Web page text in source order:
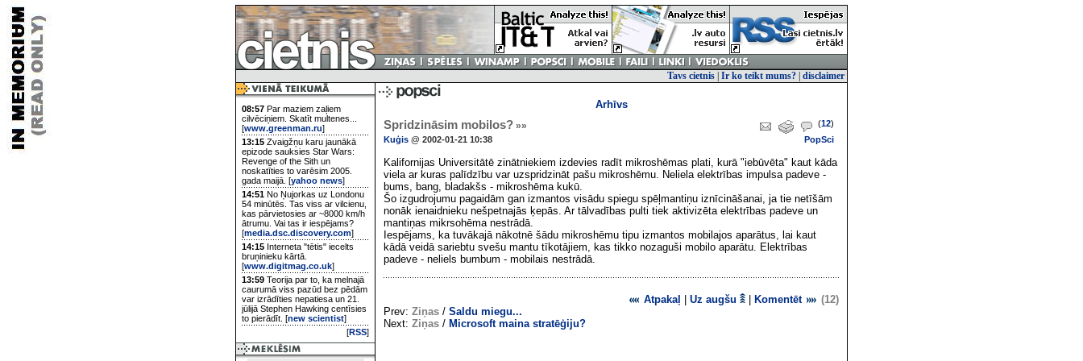
Tavs cietnis Ir ko teikt mums? disclaimer
08:57 Par maziem zaļiem
cilvēciņiem. Skatīt multenes...
[www.greenman.ru]
13:15 Zvaigžņu karu jaunākā
epizode sauksies Star Wars:
Revenge of the Sith un
noskatīties to varēsim 2005.
gada maijā. [yahoo news]
14:51 No Ņujorkas uz Londonu
54 minūtēs. Tas viss ar vilcienu,
kas pārvietosies ar ~8000 km/h
ātrumu. Vai tas ir iespējams?
[media.dsc.discovery.com]
14:15 Interneta "tētis" iecelts
bruņinieku kārtā.
[www.digitmag.co.uk]
13:59 Teorija par to, ka melnajā
caurumā viss pazūd bez pēdām
var izrādīties nepatiesa un 21.
jūlijā Stephen Hawking centīsies
to pierādīt. [new scientist]
[RSS]
Arhīvs
Spridzināsim mobilos? »» (12)
Kuģis @ 2002-01-21 10:38 PopSci
Kalifornijas Universitātē zinātniekiem izdevies radīt mikroshēmas plati, kurā "iebūvēta" kaut kāda
viela ar kuras palīdzību var uzspridzināt pašu mikroshēmu. Neliela elektrības impulsa padeve -
bums, bang, bladakšs - mikroshēma kukū.
Šo izgudrojumu pagaidām gan izmantos visādu spiegu spēļmantiņu iznīcināšanai, ja tie netīšām
nonāk ienaidnieku nešpetnajās ķepās. Ar tālvadības pulti tiek aktivizēta elektrības padeve un
mantiņas mikrsohēma nestrādā.
Iespējams, ka tuvākajā nākotnē šādu mikroshēmu tipu izmantos mobilajos aparātus, lai kaut
kādā veidā sariebtu svešu mantu tīkotājiem, kas tikko nozaguši mobilo aparātu. Elektrības
padeve - neliels bumbum - mobilais nestrādā.
Atpakaļ Uz augšu Komentēt
(12)
Prev: Ziņas / Saldu miegu...
Next: Ziņas / Microsoft maina stratēģiju?